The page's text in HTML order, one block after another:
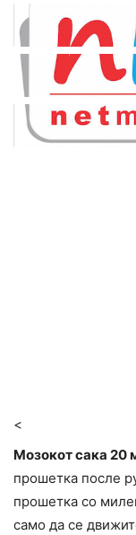
<
Мозокот сака 20
прошетка после
прошетка со
само да се